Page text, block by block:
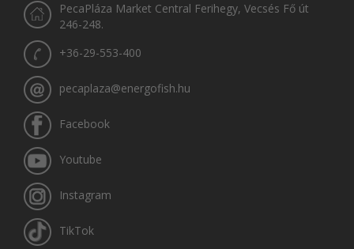
PecaPláza Market Central Ferihegy, Vecsés Fő út
246-248.
+36-29-553-400
pecaplaza@energofish.hu
Facebook
Youtube
Instagram
TikTok